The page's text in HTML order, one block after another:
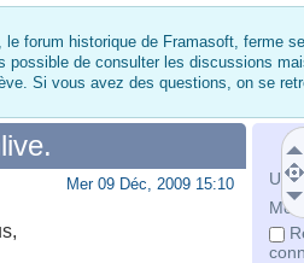
le forum historique de Framasoft, ferme
possible de consulter les discussions
Si vous avez des questions, on se
Mot
Mer 09 Déc, 2009 15:10